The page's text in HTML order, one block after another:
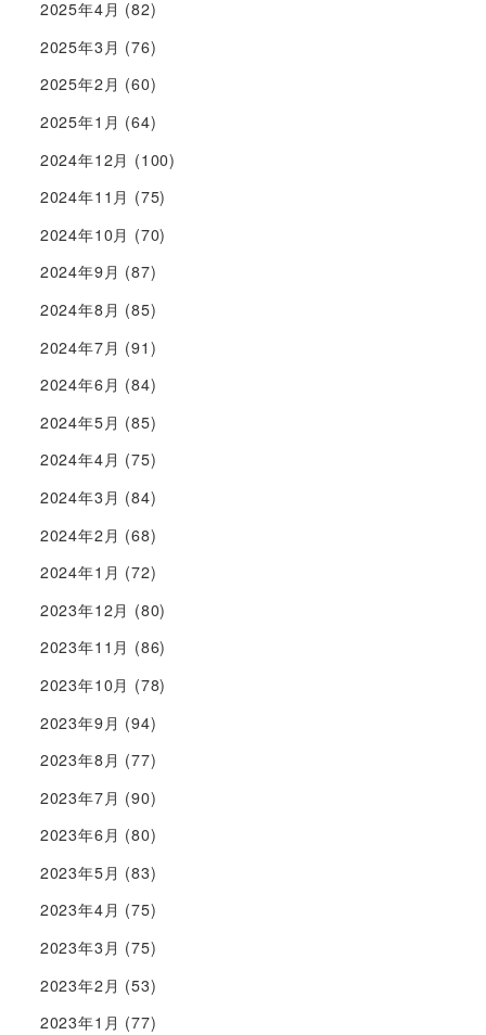
2025年4月 (82)
2025年3月 (76)
2025年2月 (60)
2025年1月 (64)
2024年12月 (100)
2024年11月 (75)
2024年10月 (70)
2024年9月 (87)
2024年8月 (85)
2024年7月 (91)
2024年6月 (84)
2024年5月 (85)
2024年4月 (75)
2024年3月 (84)
2024年2月 (68)
2024年1月 (72)
2023年12月 (80)
2023年11月 (86)
2023年10月 (78)
2023年9月 (94)
2023年8月 (77)
2023年7月 (90)
2023年6月 (80)
2023年5月 (83)
2023年4月 (75)
2023年3月 (75)
2023年2月 (53)
2023年1月 (77)